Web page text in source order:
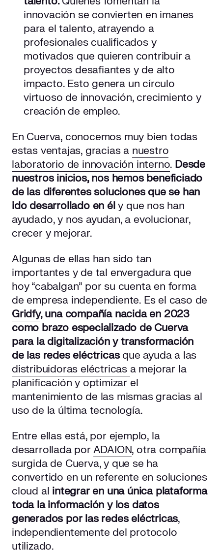
innovación se convierten en imanes
para el talento, atrayendo a
profesionales cualificados y
motivados que quieren contribuir a
proyectos desafiantes y de alto
impacto. Esto genera un círculo
virtuoso de innovación, crecimiento y
creación de empleo.
En Cuerva, conocemos muy bien todas
estas ventajas, gracias a nuestro
laboratorio de innovación interno. Desde
nuestros inicios, nos hemos beneficiado
de las diferentes soluciones que se han
ido desarrollado en ély que nos han
ayudado, y nos ayudan, a evolucionar,
crecer y mejorar.
Algunas de ellas han sido tan
importantes y de tal envergadura que
hoy “cabalgan” por su cuenta en forma
de empresa independiente. Es el caso de
Gridfy, una compañía nacida en 2023
como brazo especializado de Cuerva
para la digitalización y transformación
de las redes eléctricas que ayuda a las
distribuidoras eléctricas a mejorar la
planificación y optimizar el
mantenimiento de las mismas gracias al
uso de la última tecnología.
Entre ellas está, por ejemplo, la
desarrollada por ADAION, otra compañía
surgida de Cuerva, y que se ha
convertido en un referente en soluciones
cloud al integrar en una única plataforma
toda la información y los datos
generados por las redes eléctricas,
independientemente del protocolo
utilizado.